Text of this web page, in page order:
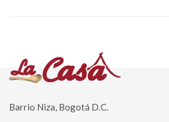
Barrio Niza, Bogotá D.C.